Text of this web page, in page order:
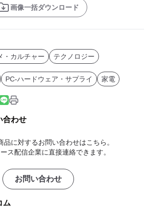
画像一括ダウンロード
・カルチャー テクノロジー
PC-ハードウェア・サプライ 家電
合わせ
品に対するお問い合わせはこちら。
ス配信企業に直接連絡できます。
お問い合わせ
ム